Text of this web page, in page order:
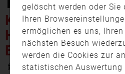
KELLERBRAND
HOHER
BRAND
15. Mai 2026 14:40
gelöscht werden oder Sie
Ihren
ermöglichen es uns,
nächsten Besuch
werden die Cookies zur
statistischen Auswertung